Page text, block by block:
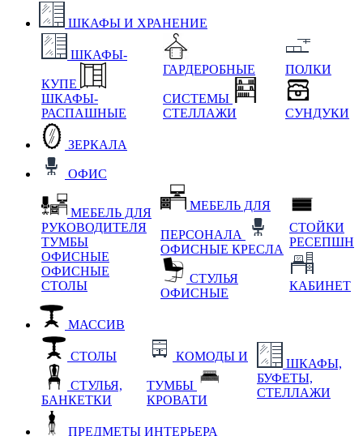
ШКАФЫ И ХРАНЕНИЕ
ШКАФЫ-
КУПЕ
ШКАФЫ-
РАСПАШНЫЕ
ГАРДЕРОБНЫЕ
СИСТЕМЫ
СТЕЛЛАЖИ
ПОЛКИ
СУНДУКИ
ЗЕРКАЛА
ОФИС
МЕБЕЛЬ ДЛЯ
РУКОВОДИТЕЛЯ
ТУМБЫ
ОФИСНЫЕ
ОФИСНЫЕ
СТОЛЫ
МЕБЕЛЬ ДЛЯ
ПЕРСОНАЛА
ОФИСНЫЕ КРЕСЛА
СТУЛЬЯ
ОФИСНЫЕ
СТОЙКИ
РЕСЕПШН
КАБИНЕТ
МАССИВ
СТОЛЫ
СТУЛЬЯ,
БАНКЕТКИ
КОМОДЫ И
ТУМБЫ
КРОВАТИ
ШКАФЫ,
БУФЕТЫ,
СТЕЛЛАЖИ
ПРЕДМЕТЫ ИНТЕРЬЕРА